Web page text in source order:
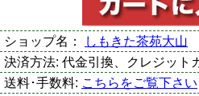
ショップ名：
しもきた茶苑大山
決済方法: 代金引換、クレジット
送料･手数料: こちらをご覧下さい